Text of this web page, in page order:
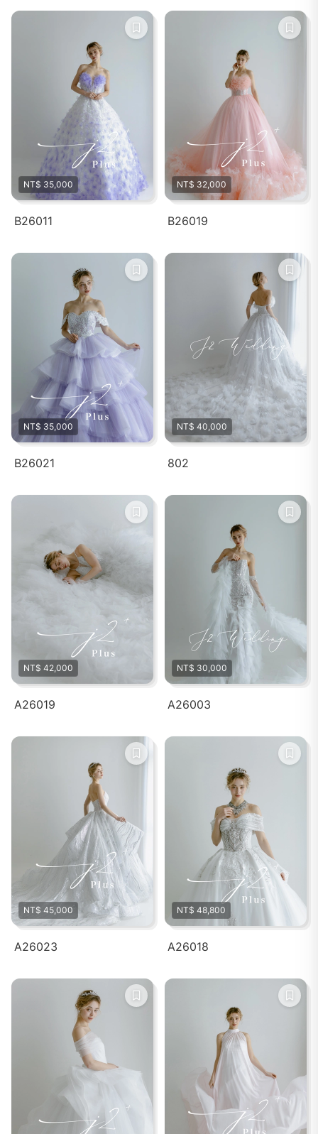
NT$ 35,000
B26011
NT$ 32,000
B26019
NT$ 35,000
B26021
NT$ 40,000
802
NT$ 42,000
A26019
NT$ 30,000
A26003
NT$ 45,000
A26023
NT$ 48,800
A26018